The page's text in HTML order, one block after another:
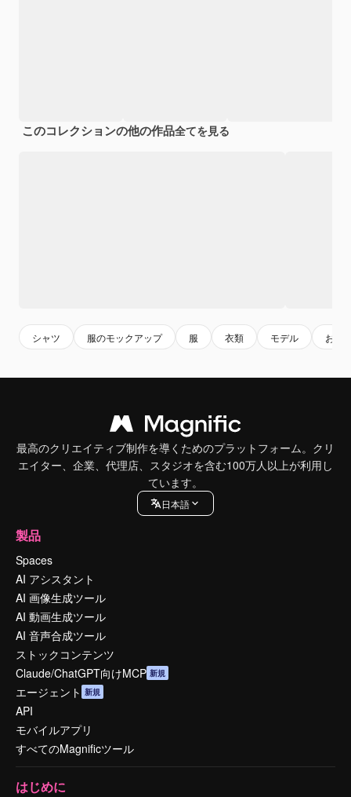
このコレクションの他の作品全てを見る
シャツ 服のモックアップ 服 衣類 モデル おし
最高のクリエイティブ制作を導くためのプラットフォーム。クリ
エイター、企業、代理店、スタジオを含む100万人以上が利用し
ています。
日本語
製品
Spaces
AI アシスタント
AI 画像生成ツール
AI 動画生成ツール
AI 音声合成ツール
ストックコンテンツ
Claude/ChatGPT向けMCP 新規
エージェント 新規
API
モバイルアプリ
すべてのMagnificツール
はじめに